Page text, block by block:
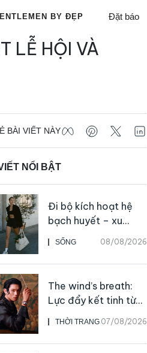
BY ĐẸP Đặt báo
LỄ HỘI VÀ
BÀI VIẾT NÀY
NỔI BẬT
SỐNG 08/08/2026
Đi bộ kích hoạt hệ
bạch huyết – xu
hướng tập luyện đơn
giản ai cũng có thể
bắt đầu
THỜI TRANG 07/08/2026
The wind’s breath:
Lực đẩy kết tinh từ
sự kiên định